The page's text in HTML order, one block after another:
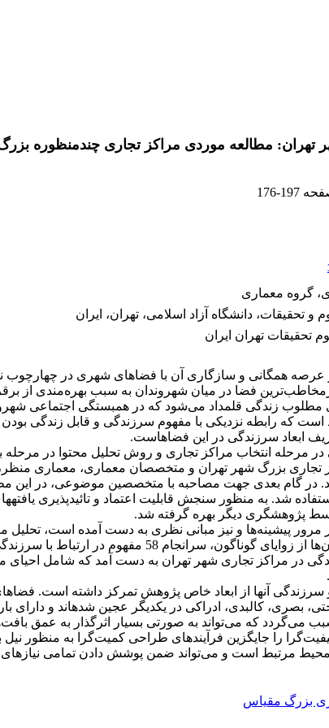
تهران: مطالعه موردی مراکز تجاری چندمنظوره
176-197
گروه معماری
دانشگاه آزاد اسلامی، تهران، ایران
تحقیقات تهران ایران
همگانی و سازگاری آن با فضاهای شهری در چهارچوب
فضا در میان شهروندان به سبب بهره‌مندی از
مطلوب زندگی قلمداد می‌شود که در همبستگی اجتماعی
که رابطه نزدیکی با مفهوم سرزندگی و قابل زندگی
ابعاد سرزندگی در این فضاهاست.
در مرحله انتخاب مراکز تجاری و روش تحلیل محتوا در
تجاری بزرگ شهر تهران و متخصصان معماری، معماری
پژوهشگری دیگر بهره گرفته شد.
داده‌های حاصل از مصاحبه با اساتید و
11 بعد برای مفهوم سرزندگی در مراکز تجاری شهر تهران به دست
آنها از ابعاد خاص پژوهش تمرکز داشته است. فضاهای
بصری، کالبدی، ادراکی در یکدیگر عجین شده­اند و دارای
می‌گردد که می‌تواند به صورتی بسیار اثرگذار به عمق
را جایگزین فرآیندهای طراحی کمیت‌گرا به منظور
مرتبط است و می‌تواند ضمن پوشش دادن تمامی نیازهای
بزرگ مقیاس